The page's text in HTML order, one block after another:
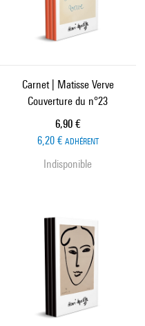
Carnet | Matisse Verve
Couverture du n°23
Prix ​​actuel
6,90 €
6,20 € ADHÉRENT
Indisponible